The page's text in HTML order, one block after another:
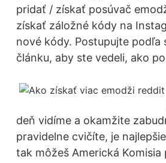
pridať / získať posúvač
získať záložné kódy na
nové kódy. Postupujte
článku, aby ste vedeli, ako
deň vidíme a okamžite
pravidelne cvičíte, je
tak môžeš Americká Komisia